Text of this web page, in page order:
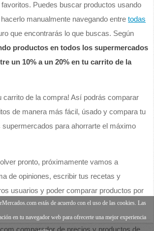
Puedes buscar productos usando
manualmente navegando entretodas
que encontrarás lo que buscas. Según
productos en todos los supermercados
un 10% a un 20% en tu carrito de la
carrito de la compra! Así podrás comparar
de manera más fácil, úsado y compara tu
supermercados para ahorrarte el máximo
pronto, próximamente vamos a
de opiniones, escribir tus recetas y
usuarios y poder comparar productos por
comparador de precios y productos de
estás de acuerdo con el uso de las cookies. Las
en tu navegador web para ofrecerte una mejor experiencia